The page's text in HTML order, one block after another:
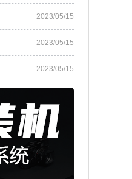
2023/05/15
2023/05/15
2023/05/15